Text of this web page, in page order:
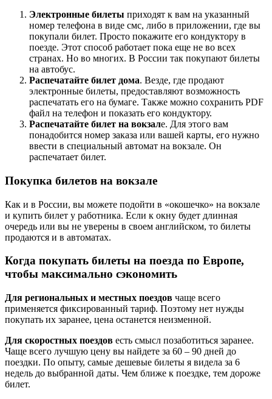
Электронные билеты приходят к вам на указанный
номер телефона в виде смс, либо в приложении, где вы
покупали билет. Просто покажите его кондуктору в
поезде. Этот способ работает пока еще не во всех
странах. Но во многих. В России так покупают билеты
на автобус.
Распечатайте билет дома. Везде, где продают
электронные билеты, предоставляют возможность
распечатать его на бумаге. Также можно сохранить PDF
файл на телефон и показать его кондуктору.
Распечатайте билет на вокзале. Для этого вам
понадобится номер заказа или вашей карты, его нужно
ввести в специальный автомат на вокзале. Он
распечатает билет.
Покупка билетов на вокзале
Как и в России, вы можете подойти в «окошечко» на вокзале
и купить билет у работника. Если к окну будет длинная
очередь или вы не уверены в своем английском, то билеты
продаются и в автоматах.
Когда покупать билеты на поезда по Европе,
чтобы максимально сэкономить
Для региональных и местных поездов чаще всего
применяется фиксированный тариф. Поэтому нет нужды
покупать их заранее, цена останется неизменной.
Для скоростных поездов есть смысл позаботиться заранее.
Чаще всего лучшую цену вы найдете за 60 – 90 дней до
поездки. По опыту, самые дешевые билеты я видела за 6
недель до выбранной даты. Чем ближе к поездке, тем дороже
билет.